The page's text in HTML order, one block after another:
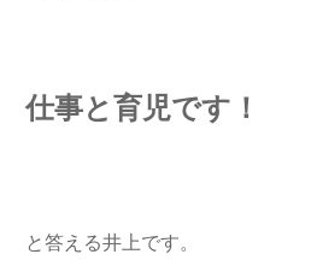
仕事と育児です！
と答える井上です。